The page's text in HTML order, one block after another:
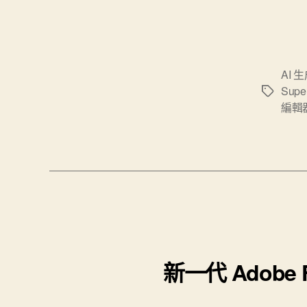
標
AI
編輯
新一代 Adobe